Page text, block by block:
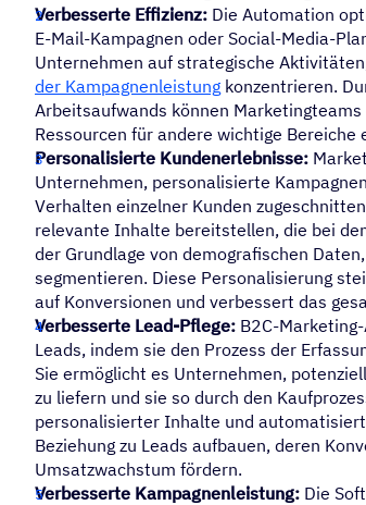
Verbesserte Effizienz: Die Automation
E-Mail-Kampagnen oder Social-Media-
Unternehmen auf strategische
der Kampagnenleistung konzentrieren.
Arbeitsaufwands können
Ressourcen für andere wichtige Bereiche
Personalisierte Kundenerlebnisse:
Unternehmen, personalisierte
Verhalten einzelner Kunden
relevante Inhalte bereitstellen, die bei
der Grundlage von demografischen
segmentieren. Diese Personalisierung
auf Konversionen und verbessert das
Verbesserte Lead-Pflege: B2C-
Leads, indem sie den Prozess der
Sie ermöglicht es Unternehmen,
zu liefern und sie so durch den
personalisierter Inhalte und
Beziehung zu Leads aufbauen, deren
Umsatzwachstum fördern.
Verbesserte Kampagnenleistung: Die